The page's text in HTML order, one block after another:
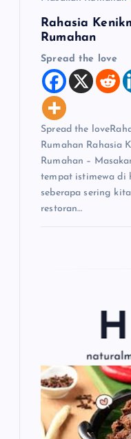
Rahasia
Rumahan
Spread the love
Spread the
Rumahan Rahasia
Rumahan –
tempat istimewa di
seberapa sering
restoran…